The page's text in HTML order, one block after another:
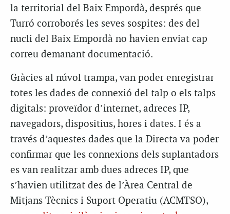
la territorial del Baix Empordà, després que
Turró corroborés les seves sospites: des del
nucli del Baix Empordà no havien enviat cap
correu demanant documentació.
Gràcies al núvol trampa, van poder enregistrar
totes les dades de connexió del talp o els talps
digitals: proveïdor d’internet, adreces IP,
navegadors, dispositius, hores i dates. I és a
través d’aquestes dades que la Directa va poder
confirmar que les connexions dels suplantadors
es van realitzar amb dues adreces IP, que
s’havien utilitzat des de l’Àrea Central de
Mitjans Tècnics i Suport Operatiu (ACMTSO),